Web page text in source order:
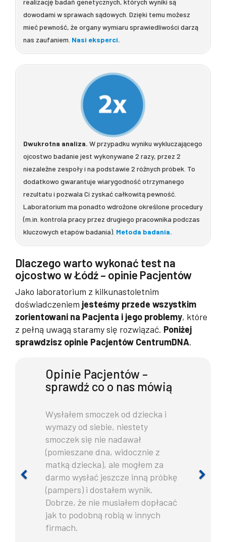
realizację badań genetycznych, których wyniki są
dowodami w sprawach sądowych. Dzięki temu możesz
mieć pewność, że organy wymiaru sprawiedliwości darzą
nas zaufaniem. Nasi eksperci.
Dwukrotna analiza. W przypadku wyniku wykluczającego
ojcostwo badanie jest wykonywane 2 razy, przez 2
niezależne zespoły i na podstawie 2 różnych próbek. To
dodatkowo gwarantuje wiarygodność otrzymanego
rezultatu i pozwala Ci zyskać całkowitą pewność.
Laboratorium ma ponadto wdrożone określone procedury
(m.in. kontrola pracy przez drugiego pracownika podczas
kluczowych etapów badania). Metoda badania.
Dlaczego warto wykonać test na
ojcostwo w Łódź – opinie Pacjentów
Jako laboratorium z kilkunastoletnim
doświadczeniem jesteśmy przede wszystkim
zorientowani na Pacjenta i jego problemy, które
z pełną uwagą staramy się rozwiązać. Poniżej
sprawdzisz opinie Pacjentów CentrumDNA.
Opinie Pacjentów –
sprawdź co o nas mówią
Wysłałem smoczek od dziecka i
wymazy od siebie, niestety
smoczek się nie nadawał
(pomieszane dna, widocznie z
matką dziecka), ale mogłem za
darmo wysłać jeszcze inną próbkę
(pampers) i dostałem wynik.
Dobrze, że nie musiałem dopłacać
jak to podobną robią w innych
firmach.
Previous